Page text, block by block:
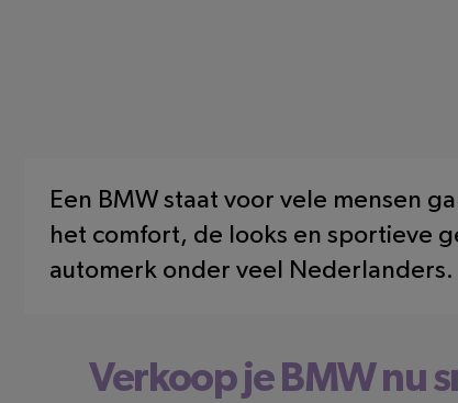
Een BMW staat voor vele mensen
het comfort, de looks en sportieve
automerk onder veel Nederlanders.
Verkoop je BMW nu